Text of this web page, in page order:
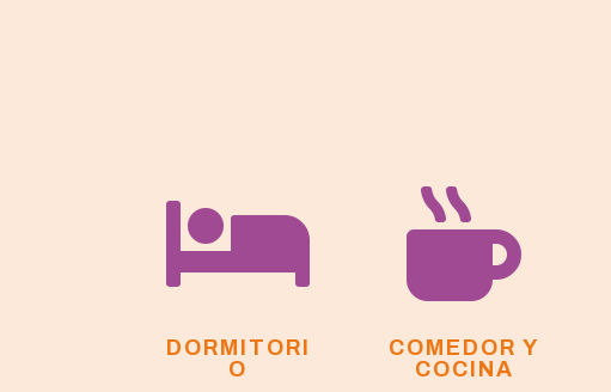

DORMITORI
O

COMEDOR Y
COCINA